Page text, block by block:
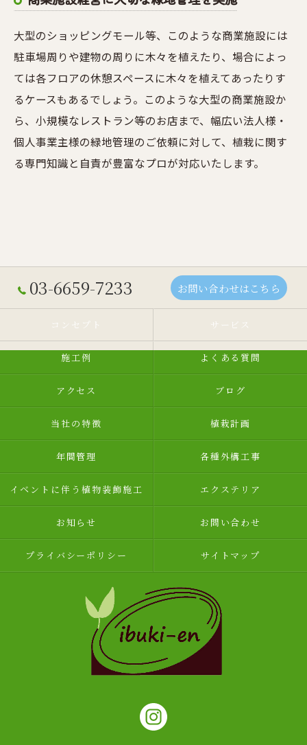
大型のショッピングモール等、このような商業施設には
駐車場周りや建物の周りに木々を植えたり、場合によっ
ては各フロアの休憩スペースに木々を植えてあったりす
るケースもあるでしょう。このような大型の商業施設か
ら、小規模なレストラン等のお店まで、幅広い法人様・
個人事業主様の緑地管理のご依頼に対して、植栽に関す
る専門知識と自責が豊富なプロが対応いたします。
03-6659-7233 お問い合わせはこちら
コンセプト サービス
施工例 よくある質問
アクセス ブログ
当社の特徴 植栽計画
年間管理 各種外構工事
イベントに伴う植物装飾施工 エクステリア
お知らせ お問い合わせ
プライバシーポリシー サイトマップ